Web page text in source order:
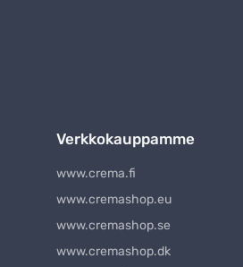
Verkkokauppamme
www.crema.fi
www.cremashop.eu
www.cremashop.se
www.cremashop.dk